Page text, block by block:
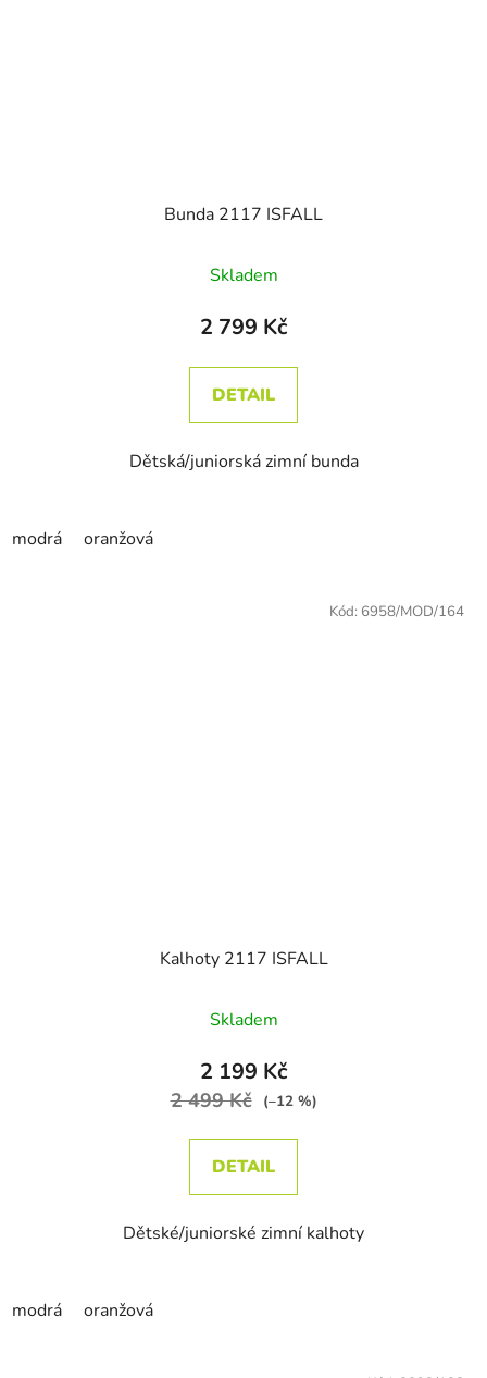
Bunda 2117 ISFALL
Skladem
2 799 Kč
DETAIL
Dětská/juniorská zimní bunda
modrá oranžová
Kalhoty 2117 ISFALL
Skladem
2 199 Kč
2 499 Kč (–12 %)
DETAIL
Dětské/juniorské zimní kalhoty
modrá oranžová
Kód: 6958/MOD/164